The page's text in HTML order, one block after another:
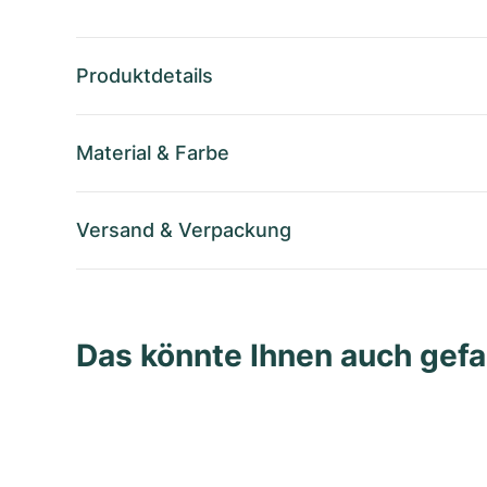
Produktdetails
Material & Farbe
Versand & Verpackung
Das könnte Ihnen auch